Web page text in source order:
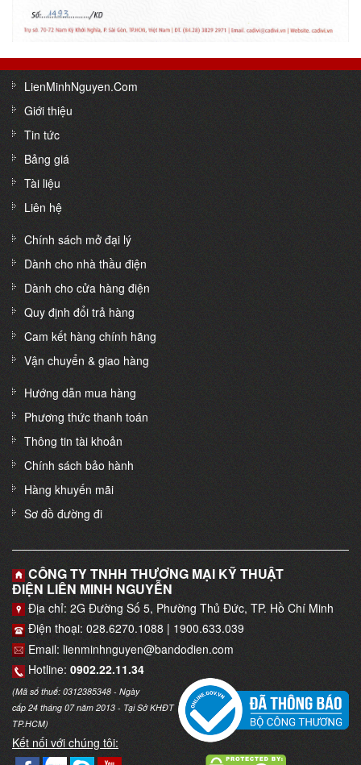
LienMinhNguyen.Com
Giới thiệu
Tin tức
Bảng giá
Tài liệu
Liên hệ
Chính sách mở đại lý
Dành cho nhà thầu điện
Dành cho cửa hàng điện
Quy định đổi trả hàng
Cam kết hàng chính hãng
Vận chuyển & giao hàng
Hướng dẫn mua hàng
Phương thức thanh toán
Thông tin tài khoản
Chính sách bảo hành
Hàng khuyến mãi
Sơ đồ đường đi
CÔNG TY TNHH THƯƠNG MẠI KỸ THUẬT
ĐIỆN LIÊN MINH NGUYỄN
Địa chỉ: 2G Đường Số 5, Phường Thủ Đức, TP. Hồ Chí Minh
Điện thoại: 028.6270.1088 | 1900.633.039
Email: lienminhnguyen@bandodien.com
Hotline: 0902.22.11.34
(Mã số thuế: 0312385348 - Ngày
cấp 24 tháng 07 năm 2013 - Tại Sở KHĐT
TP.HCM)
Kết nối với chúng tôi: